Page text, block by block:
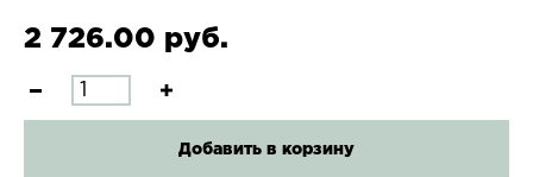
2 726.00 руб.
Добавить в корзину